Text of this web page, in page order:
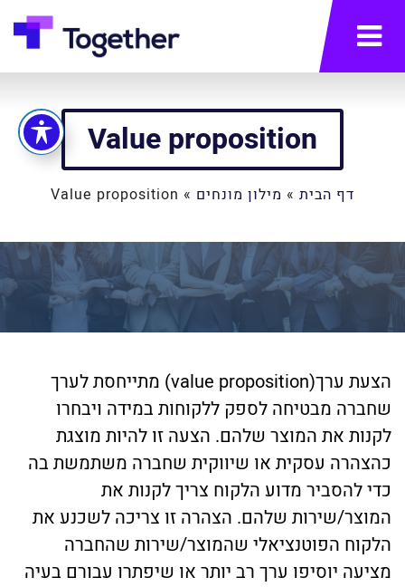
תפריט
Value proposition
דף הבית » מילון מונחים »
Value proposition
הצעת ערך(value proposition) מתייחסת לערך
שחברה מבטיחה לספק ללקוחות במידה ויבחרו
לקנות את המוצר שלהם. הצעה זו להיות מוצגת
כהצהרה עסקית או שיווקית שחברה משתמשת בה
כדי להסביר מדוע הלקוח צריך לקנות את
המוצר/שירות שלהם. הצהרה זו צריכה לשכנע את
הלקוח הפוטנציאלי שהמוצר/שירות שהחברה
מציעה יוסיפו ערך רב יותר או שיפתרו עבורם בעיה